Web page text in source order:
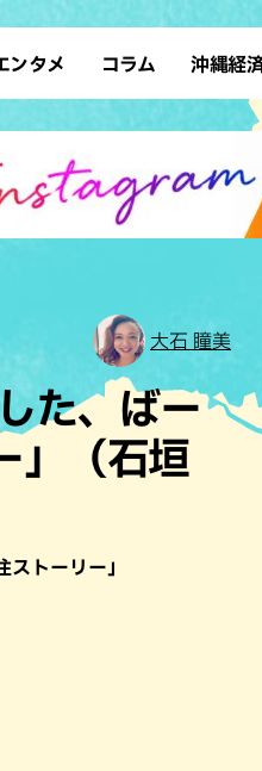
ライブ
ソロ活
公園
SDGs
ローカルニュース
沖縄旧暦行事
ンタメ
ポーツ 占い
ト・芸人 テレビ
コラム 沖縄経
大石 瞳美
た、ばー
」（石垣
トーリー」